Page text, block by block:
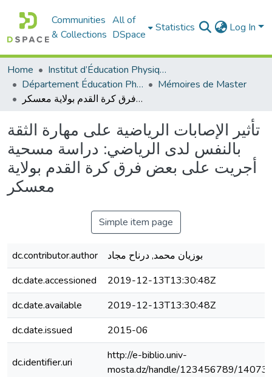
Communities
& Collections
All of
DSpace
Statistics Log In
Home
Institut d’Éducation Physique et Sportive
Département Éducation Physique et Sportive (EPS)
Mémoires de Master
تأثير الإصابات الرياضية على مهارة الثقة بالنفس لدى الرياضي: دراسة مسحية أجريت على بعض فرق كرة القدم بولاية معسكر
تأثير الإصابات الرياضية على مهارة الثقة
بالنفس لدى الرياضي: دراسة مسحية
أجريت على بعض فرق كرة القدم بولاية
معسكر
Simple item page
dc.contributor.author
بوزيان محمد, درناح مجاد
dc.date.accessioned
2019-12-13T13:30:48Z
dc.date.available
2019-12-13T13:30:48Z
dc.date.issued
2015-06
dc.identifier.uri
http://e-biblio.univ-
mosta.dz/handle/123456789/14073